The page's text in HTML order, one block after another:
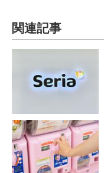
関連記事